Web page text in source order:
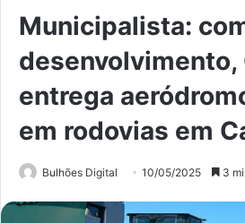
Municipalista:
desenvolvimento,
entrega
em rodovias em
Bulhões Digital 10/05/2025 3